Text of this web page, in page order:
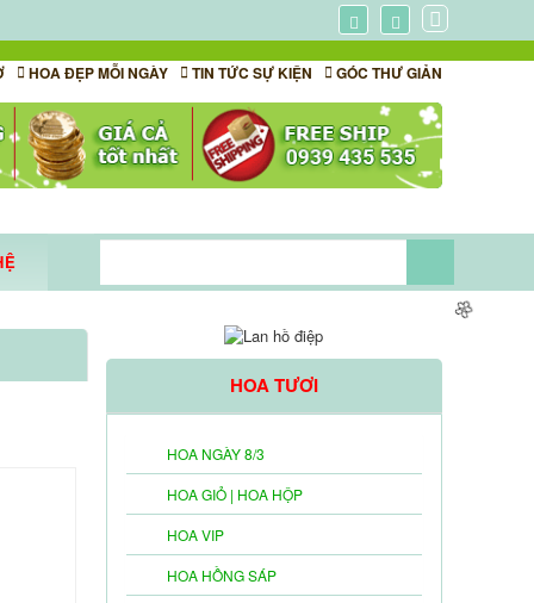
HOA ĐẸP MỖI NGÀY TIN TỨC SỰ KIỆN GÓC THƯ GIẢN
HOA TƯƠI
HOA NGÀY 8/3
HOA GIỎ | HOA HỘP
HOA VIP
HOA HỒNG SÁP